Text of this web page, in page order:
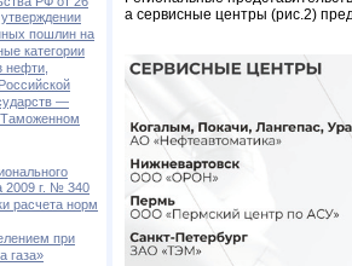
пошлин на
категории
нефти,
—
Таможенном
2009 г. № 340
расчета норм
при
газа»
а сервисные центры (рис.2)